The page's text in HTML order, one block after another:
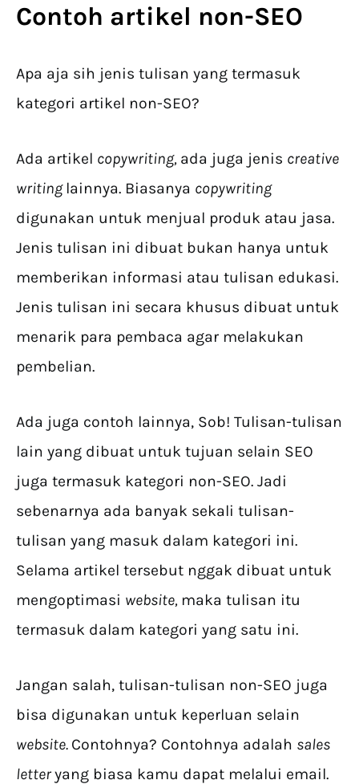
Contoh artikel non-SEO
Apa aja sih jenis tulisan yang termasuk
kategori artikel non-SEO?
Ada artikel copywriting, ada juga jenis creative
writing lainnya. Biasanya copywriting
digunakan untuk menjual produk atau jasa.
Jenis tulisan ini dibuat bukan hanya untuk
memberikan informasi atau tulisan edukasi.
Jenis tulisan ini secara khusus dibuat untuk
menarik para pembaca agar melakukan
pembelian.
Ada juga contoh lainnya, Sob! Tulisan-tulisan
lain yang dibuat untuk tujuan selain SEO
juga termasuk kategori non-SEO. Jadi
sebenarnya ada banyak sekali tulisan-
tulisan yang masuk dalam kategori ini.
Selama artikel tersebut nggak dibuat untuk
mengoptimasi website, maka tulisan itu
termasuk dalam kategori yang satu ini.
Jangan salah, tulisan-tulisan non-SEO juga
bisa digunakan untuk keperluan selain
website. Contohnya? Contohnya adalah sales
letteryang biasa kamu dapat melalui email.